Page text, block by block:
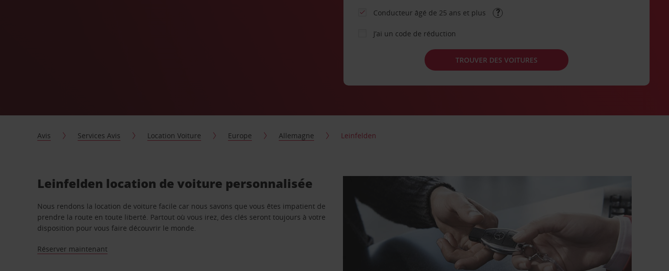
Conducteur âgé de 25 ans et plus
J’ai un code de réduction
TROUVER DES VOITURES
Avis Services Avis Location Voiture Europe Allemagne Leinfelden
Leinfelden location de voiture personnalisée
Nous rendons la location de voiture facile car nous savons que vous êtes impatient de
prendre la route en toute liberté. Partout où vous irez, des clés seront toujours à votre
disposition pour vous faire découvrir le monde.
Réserver maintenant